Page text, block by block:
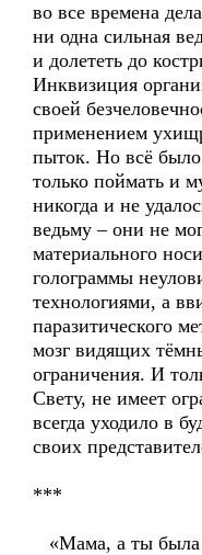
во все времена
ни одна сильная
и долететь до
Инквизиция
своей
применением
пыток. Но всё
только поймать и
никогда и не
ведьму – они не
материального
голограммы
технологиями, а
паразитического
мозг видящих
ограничения. И
Свету, не имеет
всегда уходило в
своих
***
«Мама, а ты была